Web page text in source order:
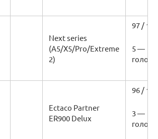
Next series
(A5/X5/Pro/Extreme
2)
97 / 100
5 —
Ectaco Partner
ER900 Delux
96 / 100
3 —
голоса